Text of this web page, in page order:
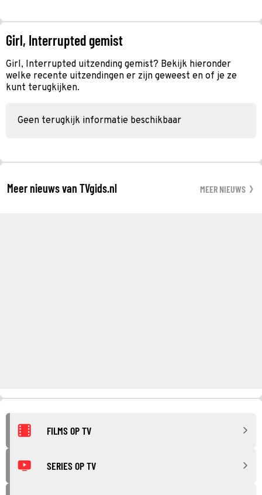
Girl, Interrupted gemist
Girl, Interrupted uitzending gemist? Bekijk hieronder
welke recente uitzendingen er zijn geweest en of je ze
kunt terugkijken.
Geen terugkijk informatie beschikbaar
Meer nieuws van TVgids.nl MEER NIEUWS
FILMS OP TV
SERIES OP TV